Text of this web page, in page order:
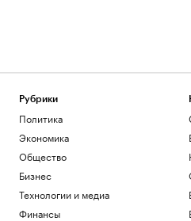
Рубрики
Политика
Экономика
Общество
Бизнес
Технологии и медиа
Финансы